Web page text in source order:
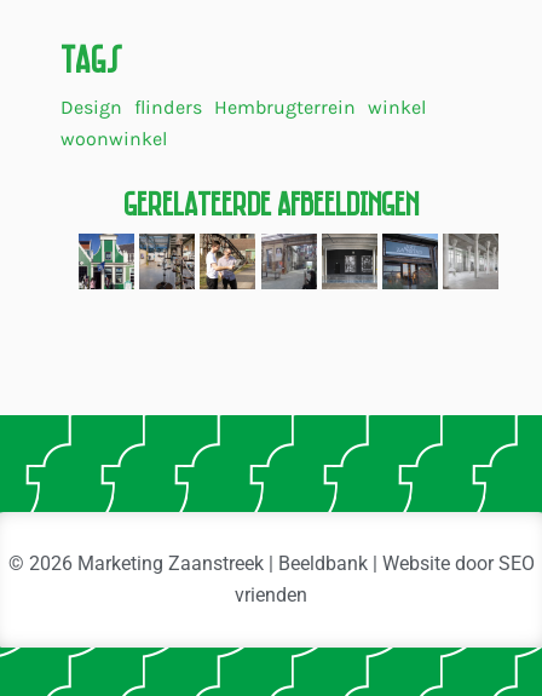
Tags
Design flinders Hembrugterrein winkel
woonwinkel
Gerelateerde Afbeeldingen
© 2026 Marketing Zaanstreek | Beeldbank | Website doorSEO
vrienden